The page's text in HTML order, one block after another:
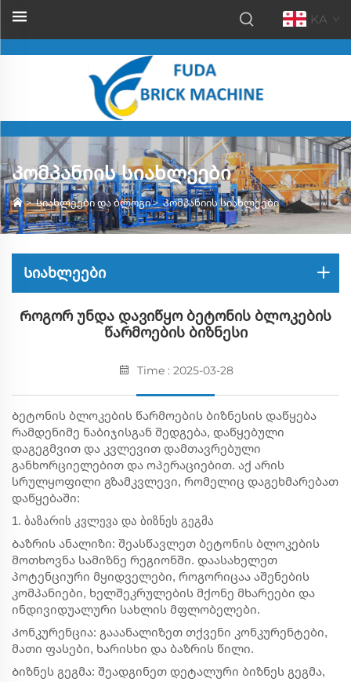
KA
Კომპანიის სიახლეები
>Სიახლეები და ბლოგი>Კომპანიის სიახლეები
Სიახლეები
Როგორ Უნდა Დავიწყო Ბეტონის Ბლოკების
Წარმოების Ბიზნესი
Time : 2025-03-28
Ბეტონის ბლოკების წარმოების ბიზნესის დაწყება
რამდენიმე ნაბიჯისგან შედგება, დაწყებული
დაგეგმვით და კვლევით დამთავრებული
განხორციელებით და ოპერაციებით. აქ არის
სრულყოფილი გზამკვლევი, რომელიც დაგეხმარებათ
დაწყებაში:
1. ბაზარის კვლევა და ბიზნეს გეგმა
Ბაზრის ანალიზი: შეასწავლეთ ბეტონის ბლოკების
მოთხოვნა სამიზნე რეგიონში. დაასახელეთ
პოტენციური მყიდველები, როგორიცაა აშენების
კომპანიები, ხელშეკრულების მქონე მხარეები და
ინდივიდუალური სახლის მფლობელები.
Კონკურენცია: გააანალიზეთ თქვენი კონკურენტები,
მათი ფასები, ხარისხი და ბაზრის წილი.
Ბიზნეს გეგმა: შეადგინეთ დეტალური ბიზნეს გეგმა,